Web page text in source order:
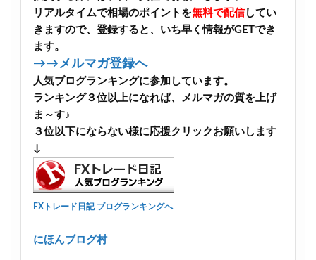
リアルタイムで相場のポイントを無料で配信してい
きますので、登録すると、いち早く情報がGETでき
ます。
→→メルマガ登録へ
人気ブログランキングに参加しています。
ランキング３位以上になれば、メルマガの質を上げ
ま～す♪
３位以下にならない様に応援クリックお願いします
↓
FXトレード日記 ブログランキングへ
にほんブログ村